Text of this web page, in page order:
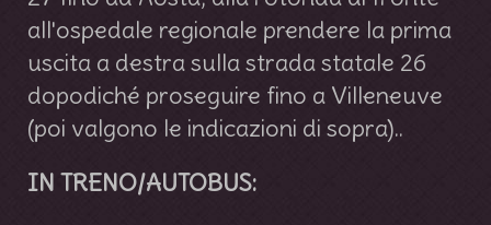
all'ospedale regionale prendere la prima
uscita a destra sulla strada statale 26
dopodiché proseguire fino a Villeneuve
(poi valgono le indicazioni di sopra)..
IN TRENO/AUTOBUS: